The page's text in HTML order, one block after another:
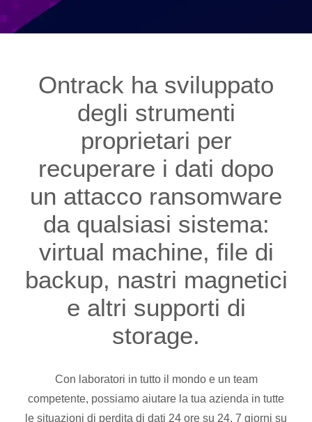
Ontrack ha sviluppato
degli strumenti
proprietari per
recuperare i dati dopo
un attacco ransomware
da qualsiasi sistema:
virtual machine, file di
backup, nastri magnetici
e altri supporti di
storage.
Con laboratori in tutto il mondo e un team
competente, possiamo aiutare la tua azienda in tutte
le situazioni di perdita di dati 24 ore su 24, 7 giorni su